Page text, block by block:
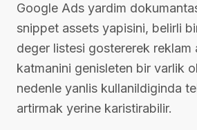
Google Ads yardim
snippet assets yapisini, belirli
deger listesi gostererek reklam
katmanini genisleten bir varlik
nedenle yanlis kullanildiginda
artirmak yerine karistirabilir.